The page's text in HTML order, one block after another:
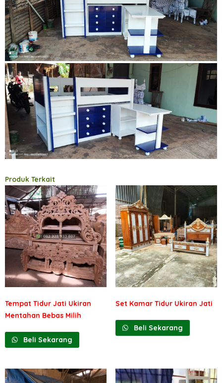
Produk Terkait
Tempat Tidur Jati Ukiran
Mentahan Bebas Milih
Beli Sekarang
Set Kamar Tidur Ukiran Jati
Beli Sekarang